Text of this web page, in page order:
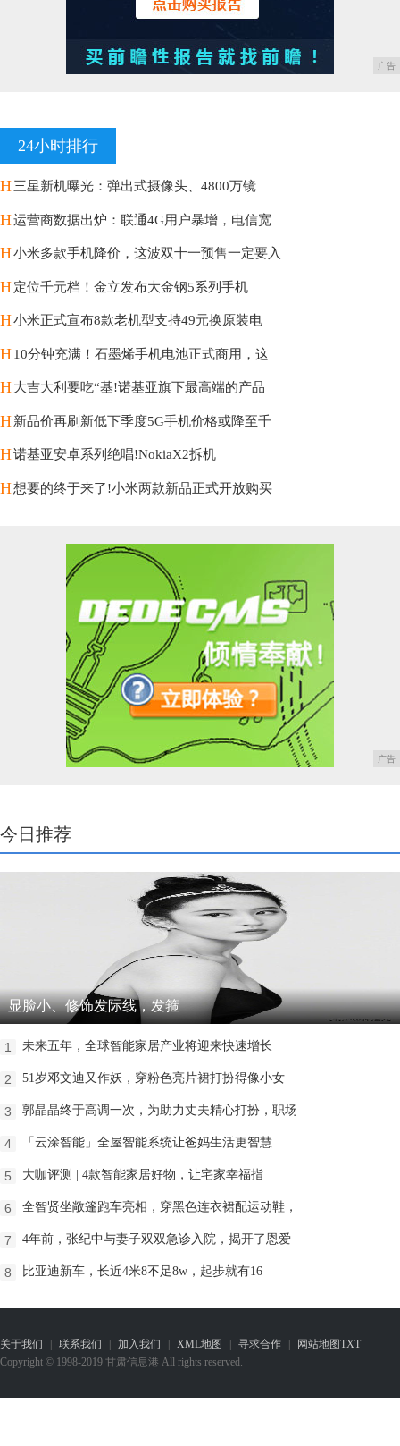
广告
24小时排行
H三星新机曝光：弹出式摄像头、4800万镜
H运营商数据出炉：联通4G用户暴增，电信宽
H小米多款手机降价，这波双十一预售一定要入
H定位千元档！金立发布大金钢5系列手机
H小米正式宣布8款老机型支持49元换原装电
H10分钟充满！石墨烯手机电池正式商用，这
H大吉大利要吃“基!诺基亚旗下最高端的产品
H新品价再刷新低下季度5G手机价格或降至千
H诺基亚安卓系列绝唱!NokiaX2拆机
H想要的终于来了!小米两款新品正式开放购买
广告
今日推荐
显脸小、修饰发际线，发箍
1 未来五年，全球智能家居产业将迎来快速增长
2 51岁邓文迪又作妖，穿粉色亮片裙打扮得像小女
3 郭晶晶终于高调一次，为助力丈夫精心打扮，职场
4 「云涂智能」全屋智能系统让爸妈生活更智慧
5 大咖评测 | 4款智能家居好物，让宅家幸福指
6 全智贤坐敞篷跑车亮相，穿黑色连衣裙配运动鞋，
7 4年前，张纪中与妻子双双急诊入院，揭开了恩爱
8 比亚迪新车，长近4米8不足8w，起步就有16
关于我们 联系我们 加入我们 XML地图 寻求合作 网站地图TXT
Copyright © 1998-2019 甘肃信息港 All rights reserved.